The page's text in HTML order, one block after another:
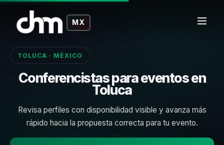
MX
TOLUCA · MÉXICO
Conferencistas para eventos en
Toluca
Revisa perfiles con disponibilidad visible y avanza más
rápido hacia la propuesta correcta para tu evento.